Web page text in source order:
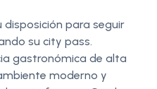
disposición para seguir
su city pass.
gastronómica de alta
moderno y